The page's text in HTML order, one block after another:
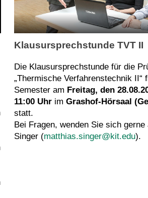
Klausursprechstunde TVT II
Die Klausursprechstunde für die
„Thermische Verfahrenstechnik II“
Semester am Freitag, den
11:00 Uhrim Grashof-Hörsaal
statt.
Bei Fragen, wenden Sie sich gerne
Singer (matthias.singer@kit.edu).